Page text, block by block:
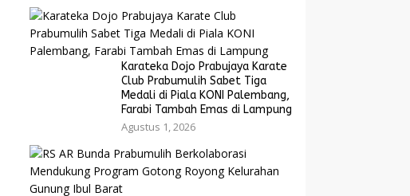
Karateka Dojo Prabujaya Karate
Club Prabumulih Sabet Tiga
Medali di Piala KONI Palembang,
Farabi Tambah Emas di Lampung
Agustus 1, 2026